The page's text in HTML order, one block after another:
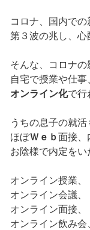
コロナ、国内での
第３波の兆し、心
そんな、コロナの
自宅で授業や仕事
オンライン化で行
うちの息子の就活
ほぼＷｅｂ面接、
お陰様で内定をい
オンライン授業、
オンライン会議、
オンライン面接、
オンライン飲み会